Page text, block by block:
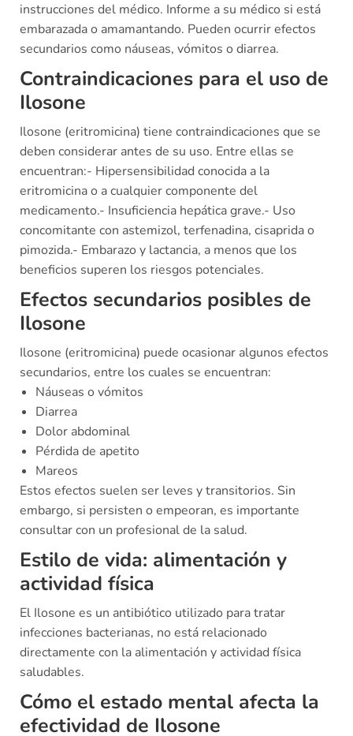
instrucciones del médico. Informe a su médico si está
embarazada o amamantando. Pueden ocurrir efectos
secundarios como náuseas, vómitos o diarrea.
Contraindicaciones para el uso de
Ilosone
Ilosone (eritromicina) tiene contraindicaciones que se
deben considerar antes de su uso. Entre ellas se
encuentran:- Hipersensibilidad conocida a la
eritromicina o a cualquier componente del
medicamento.- Insuficiencia hepática grave.- Uso
concomitante con astemizol, terfenadina, cisaprida o
pimozida.- Embarazo y lactancia, a menos que los
beneficios superen los riesgos potenciales.
Efectos secundarios posibles de
Ilosone
Ilosone (eritromicina) puede ocasionar algunos efectos
secundarios, entre los cuales se encuentran:
Náuseas o vómitos
Diarrea
Dolor abdominal
Pérdida de apetito
Mareos
Estos efectos suelen ser leves y transitorios. Sin
embargo, si persisten o empeoran, es importante
consultar con un profesional de la salud.
Estilo de vida: alimentación y
actividad física
El Ilosone es un antibiótico utilizado para tratar
infecciones bacterianas, no está relacionado
directamente con la alimentación y actividad física
saludables.
Cómo el estado mental afecta la
efectividad de Ilosone